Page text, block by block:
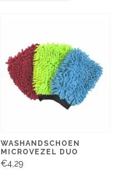
WASHANDSCHOEN
MICROVEZEL DUO
€4,29